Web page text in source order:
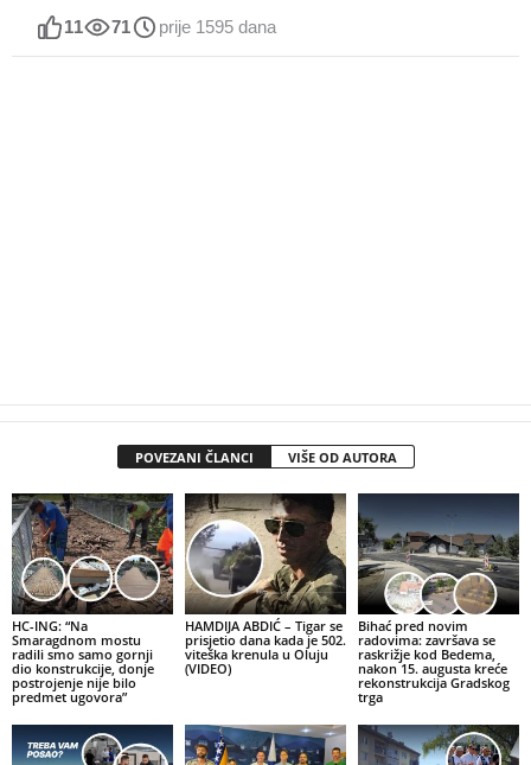
11 71 prije 1595 dana
POVEZANI ČLANCI VIŠE OD AUTORA
HC-ING: “Na
Smaragdnom mostu
radili smo samo gornji
dio konstrukcije, donje
postrojenje nije bilo
predmet ugovora”
HAMDIJA ABDIĆ – Tigar se
prisjetio dana kada je 502.
viteška krenula u Oluju
(VIDEO)
Bihać pred novim
radovima: završava se
raskrižje kod Bedema,
nakon 15. augusta kreće
rekonstrukcija Gradskog
trga